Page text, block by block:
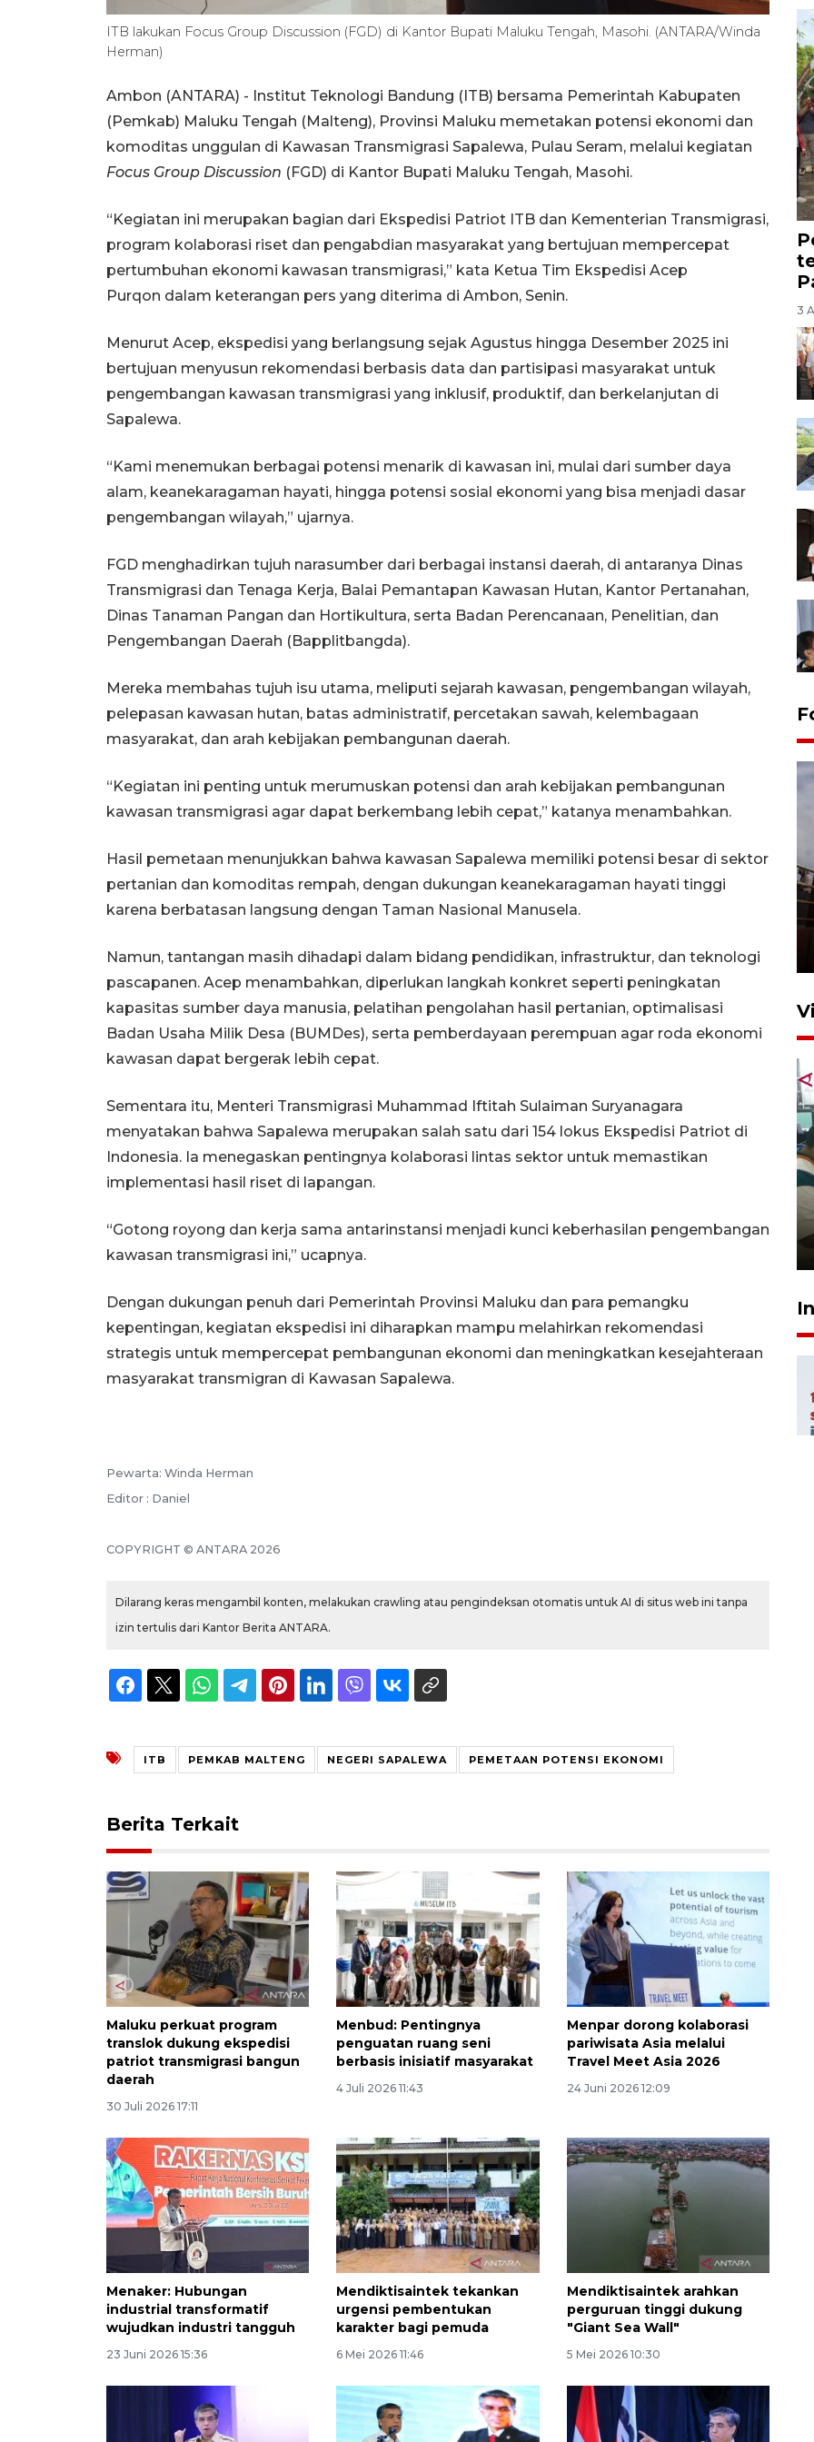
ITB lakukan Focus Group Discussion (FGD) di Kantor Bupati Maluku Tengah, Masohi. (ANTARA/Winda
Herman)
Ambon (ANTARA) - Institut Teknologi Bandung (ITB) bersama Pemerintah Kabupaten
(Pemkab) Maluku Tengah (Malteng), Provinsi Maluku memetakan potensi ekonomi dan
komoditas unggulan di Kawasan Transmigrasi Sapalewa, Pulau Seram, melalui kegiatan
Focus Group Discussion (FGD) di Kantor Bupati Maluku Tengah, Masohi.
“Kegiatan ini merupakan bagian dari Ekspedisi Patriot ITB dan Kementerian Transmigrasi,
program kolaborasi riset dan pengabdian masyarakat yang bertujuan mempercepat
pertumbuhan ekonomi kawasan transmigrasi,” kata Ketua Tim Ekspedisi Acep
Purqon dalam keterangan pers yang diterima di Ambon, Senin.
Menurut Acep, ekspedisi yang berlangsung sejak Agustus hingga Desember 2025 ini
bertujuan menyusun rekomendasi berbasis data dan partisipasi masyarakat untuk
pengembangan kawasan transmigrasi yang inklusif, produktif, dan berkelanjutan di
Sapalewa.
“Kami menemukan berbagai potensi menarik di kawasan ini, mulai dari sumber daya
alam, keanekaragaman hayati, hingga potensi sosial ekonomi yang bisa menjadi dasar
pengembangan wilayah,” ujarnya.
FGD menghadirkan tujuh narasumber dari berbagai instansi daerah, di antaranya Dinas
Transmigrasi dan Tenaga Kerja, Balai Pemantapan Kawasan Hutan, Kantor Pertanahan,
Dinas Tanaman Pangan dan Hortikultura, serta Badan Perencanaan, Penelitian, dan
Pengembangan Daerah (Bapplitbangda).
Mereka membahas tujuh isu utama, meliputi sejarah kawasan, pengembangan wilayah,
pelepasan kawasan hutan, batas administratif, percetakan sawah, kelembagaan
masyarakat, dan arah kebijakan pembangunan daerah.
“Kegiatan ini penting untuk merumuskan potensi dan arah kebijakan pembangunan
kawasan transmigrasi agar dapat berkembang lebih cepat,” katanya menambahkan.
Hasil pemetaan menunjukkan bahwa kawasan Sapalewa memiliki potensi besar di sektor
pertanian dan komoditas rempah, dengan dukungan keanekaragaman hayati tinggi
karena berbatasan langsung dengan Taman Nasional Manusela.
Namun, tantangan masih dihadapi dalam bidang pendidikan, infrastruktur, dan teknologi
pascapanen. Acep menambahkan, diperlukan langkah konkret seperti peningkatan
kapasitas sumber daya manusia, pelatihan pengolahan hasil pertanian, optimalisasi
Badan Usaha Milik Desa (BUMDes), serta pemberdayaan perempuan agar roda ekonomi
kawasan dapat bergerak lebih cepat.
Sementara itu, Menteri Transmigrasi Muhammad Iftitah Sulaiman Suryanagara
menyatakan bahwa Sapalewa merupakan salah satu dari 154 lokus Ekspedisi Patriot di
Indonesia. Ia menegaskan pentingnya kolaborasi lintas sektor untuk memastikan
implementasi hasil riset di lapangan.
“Gotong royong dan kerja sama antarinstansi menjadi kunci keberhasilan pengembangan
kawasan transmigrasi ini,” ucapnya.
Dengan dukungan penuh dari Pemerintah Provinsi Maluku dan para pemangku
kepentingan, kegiatan ekspedisi ini diharapkan mampu melahirkan rekomendasi
strategis untuk mempercepat pembangunan ekonomi dan meningkatkan kesejahteraan
masyarakat transmigran di Kawasan Sapalewa.
Pewarta: Winda Herman
Editor : Daniel
COPYRIGHT © ANTARA 2026
Dilarang keras mengambil konten, melakukan crawling atau pengindeksan otomatis untuk AI di situs web ini tanpa
izin tertulis dari Kantor Berita ANTARA.
ITB PEMKAB MALTENG NEGERI SAPALEWA PEMETAAN POTENSI EKONOMI
Berita Terkait
Maluku perkuat program
translok dukung ekspedisi
patriot transmigrasi bangun
daerah
30 Juli 2026 17:11
Menbud: Pentingnya
penguatan ruang seni
berbasis inisiatif masyarakat
4 Juli 2026 11:43
Menpar dorong kolaborasi
pariwisata Asia melalui
Travel Meet Asia 2026
24 Juni 2026 12:09
Menaker: Hubungan
industrial transformatif
wujudkan industri tangguh
23 Juni 2026 15:36
Mendiktisaintek tekankan
urgensi pembentukan
karakter bagi pemuda
6 Mei 2026 11:46
Mendiktisaintek arahkan
perguruan tinggi dukung
"Giant Sea Wall"
5 Mei 2026 10:30
3
Unjuk rasa protes penataan
5 Mei 2026 05:32
pembinaan
Ekonomi triwulan II-2026
tumbuh 5,29 persen
2026-08-06 18:45:00